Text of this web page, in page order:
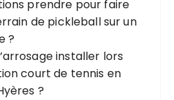
prendre pour faire
de pickleball sur un
?
installer lors
court de tennis en
?